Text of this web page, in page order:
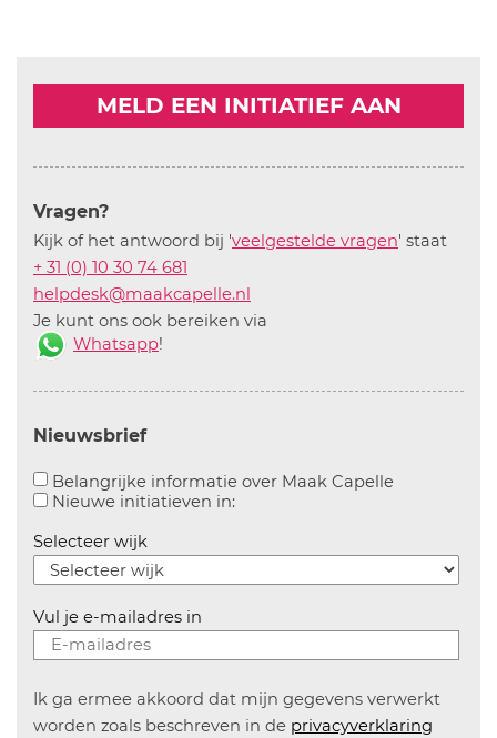
MELD EEN INITIATIEF AAN
Vragen?
Kijk of het antwoord bij 'veelgestelde vragen' staat
+ 31 (0) 10 30 74 681
helpdesk@maakcapelle.nl
Je kunt ons ook bereiken via
Whatsapp!
Nieuwsbrief
Belangrijke informatie over Maak CapelleAanvinken
Nieuwe initiatieven in:Aanvinken om informatie over
Selecteer wijk
Vul je e-mailadres in
Ik ga ermee akkoord dat mijn gegevens verwerkt
worden zoals beschreven in de privacyverklaring